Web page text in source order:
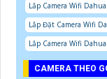
Lắp Camera Wifi
Lắp Đặt Camera Wifi
Lắp Camera Wifi
CAMERA THEO